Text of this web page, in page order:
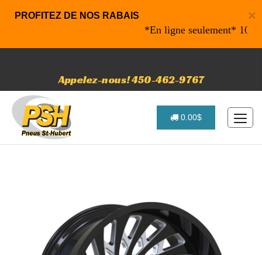
×
PROFITEZ DE NOS RABAIS
*En ligne seulement* 10%
Appelez-nous! 450-462-9767
0.00$